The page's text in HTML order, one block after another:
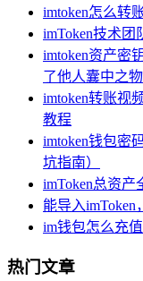
imtoken怎么转
imToken技术团
imtoken资产密
了他人囊中之物
imtoken转账视
教程
imtoken钱包密
坑指南）
imToken总资
能导入
im钱包怎么充
热门文章